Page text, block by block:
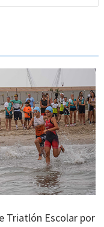
Triatlón Escolar por